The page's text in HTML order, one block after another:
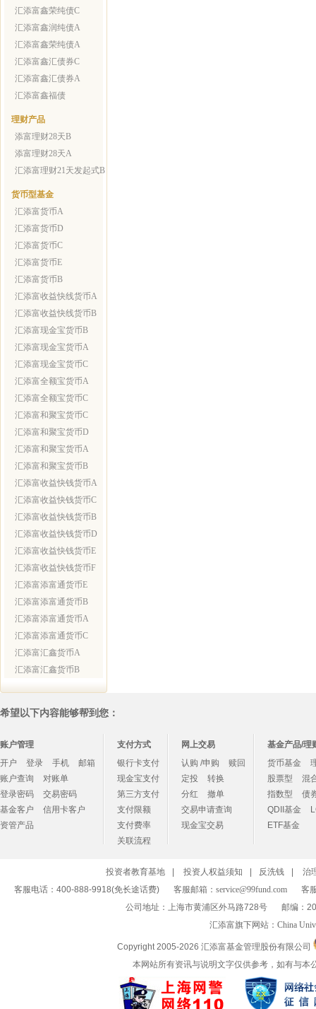
汇添富鑫荣纯债C
汇添富鑫润纯债A
汇添富鑫荣纯债A
汇添富鑫汇债券C
汇添富鑫汇债券A
汇添富鑫福债
理财产品
添富理财28天B
添富理财28天A
汇添富理财21天发起式B
货币型基金
汇添富货币A
汇添富货币D
汇添富货币C
汇添富货币E
汇添富货币B
汇添富收益快线货币A
汇添富收益快线货币B
汇添富现金宝货币B
汇添富现金宝货币A
汇添富现金宝货币C
汇添富全额宝货币A
汇添富全额宝货币C
汇添富和聚宝货币C
汇添富和聚宝货币D
汇添富和聚宝货币A
汇添富和聚宝货币B
汇添富收益快钱货币A
汇添富收益快钱货币C
汇添富收益快钱货币B
汇添富收益快钱货币D
汇添富收益快钱货币E
汇添富收益快钱货币F
汇添富添富通货币E
汇添富添富通货币B
汇添富添富通货币A
汇添富添富通货币C
汇添富汇鑫货币A
汇添富汇鑫货币B
希望以下内容能够帮到您：
账户管理
开户
登录 手机
邮箱
账户查询
对账单
登录密码
交易密码
基金客户
信用卡客户
资管产品
支付方式
银行卡支付
现金宝支付
第三方支付
支付限额
支付费率
关联流程
网上交易
认购 /申购
赎回
定投
转换
分红
撤单
交易申请查询
现金宝交易
基金产品/理
货币基金
股票型
混
指数型
债
QDII基金
ETF基金
投资者教育基地 投资人权益须知 反洗钱
治
客服电话：400-888-9918(免长途话费)
客服邮箱： service@99fund.com
客
公司地址：上海市黄浦区外马路728号
邮编：
汇添富旗下网站： China
Copyright 2005-2026 汇添富基金管理股份有限公司
本网站所有资讯与说明文字仅供参考，如有与本